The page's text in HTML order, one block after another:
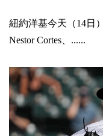
紐約洋基今天（14日
Nestor Cortes、......